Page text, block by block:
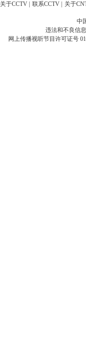
关于CCTV 联系CCTV 关于
中
违法和不良信
网上传播视听节目许可证号